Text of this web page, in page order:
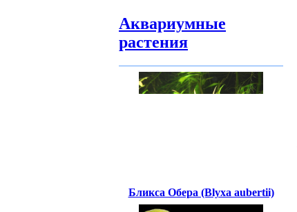
Аквариумные
растения
Бликса Обера (Blyxa aubertii)